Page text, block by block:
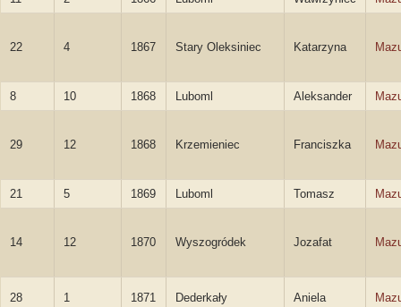
22 4 1867 Stary Oleksiniec Katarzyna
8 10 1868 Luboml Aleksander
29 12 1868 Krzemieniec Franciszka
21 5 1869 Luboml Tomasz
14 12 1870 Wyszogródek Jozafat
28 1 1871 Dederkały Aniela